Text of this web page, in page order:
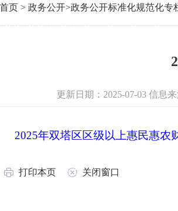
首页 > 政务公开>政务公开标准化规范化专
更新日期：2025-07-03 信息
2025年双塔区区级以上惠民惠农
打印本页 关闭窗口